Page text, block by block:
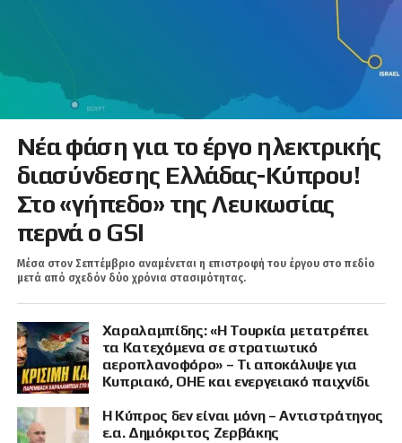
Νέα φάση για το έργο ηλεκτρικής
διασύνδεσης Ελλάδας-Κύπρου!
Στο «γήπεδο» της Λευκωσίας
περνά ο GSI
Μέσα στον Σεπτέμβριο αναμένεται η επιστροφή του έργου στο πεδίο
μετά από σχεδόν δύο χρόνια στασιμότητας.
Χαραλαμπίδης: «Η Τουρκία μετατρέπει
τα Κατεχόμενα σε στρατιωτικό
αεροπλανοφόρο» – Τι αποκάλυψε για
Κυπριακό, ΟΗΕ και ενεργειακό παιχνίδι
Η Κύπρος δεν είναι μόνη – Αντιστράτηγος
ε.α. Δημόκριτος Ζερβάκης